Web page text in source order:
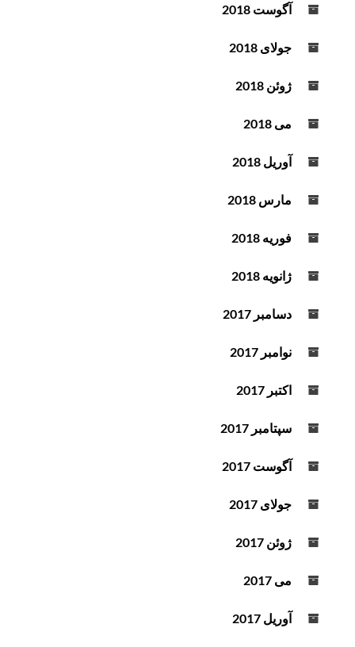
آگوست 2018
جولای 2018
ژوئن 2018
می 2018
آوریل 2018
مارس 2018
فوریه 2018
ژانویه 2018
دسامبر 2017
نوامبر 2017
اکتبر 2017
سپتامبر 2017
آگوست 2017
جولای 2017
ژوئن 2017
می 2017
آوریل 2017